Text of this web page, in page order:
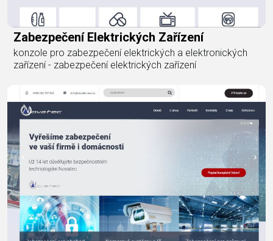
Zabezpečení Elektrických Zařízení
konzole pro zabezpečení elektrických a elektronických
zařízení - zabezpečení elektrických zařízení